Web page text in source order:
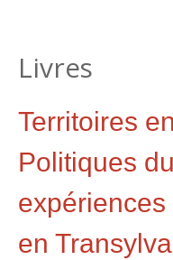
Livres
Territoires
Politiques
en